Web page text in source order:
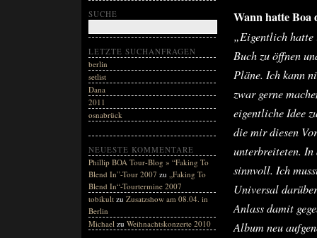
Wann hatte Boa
„Eigentlich hatte
Buch zu öffnen
Pläne. Ich kann
zwar gerne
eigentliche Idee
die mir diesen
unterbreiteten. In
sinnvoll. Ich
Universal
Anlass damit
Album neu
SUCHE
LETZTE SUCHANFRAGEN
berlin
setlist
Dana
2011
osnabrück
NEUESTE KOMMENTARE
Phillip BOA Tour-Blog » “Faking To
Blend In”-Tour 2007 zu „Faking To
Blend In“-Tourtermine 2007
tobikult zu Zusatzshow am 08.04. in
Berlin
Michael zu Weihnachtskonzerte 2010